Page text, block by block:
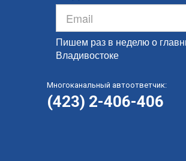
Пишем раз в неделю о
Владивостоке
Многоканальный автоответчик:
(423) 2-406-406